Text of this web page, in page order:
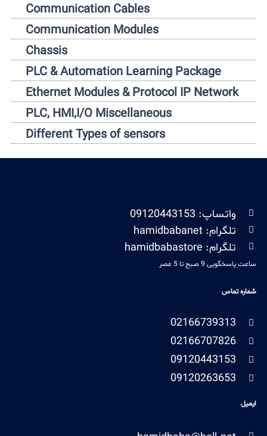
Communication Cables
Communication Modules
Chassis
PLC & Automation Learning Package
Ethernet Modules & Protocol IP Network
PLC, HMI,I/O Miscellaneous
Different Types of sensors
واتساپ: 09120443153
تلگرام: hamidbabanet
تلگرام: hamidbabastore
ساعت پاسخگویی 9 صبح تا 5 عصر
شماره تماس
02166739313
02166707826
09120443153
09120263653
ایمیل